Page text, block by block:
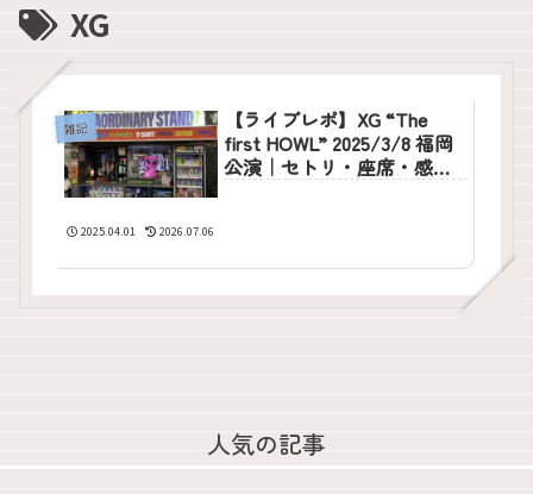
XG
雑記
【ライブレポ】XG “The
first HOWL” 2025/3/8 福岡
公演｜セトリ・座席・感想
2025.04.01 2026.07.06
人気の記事